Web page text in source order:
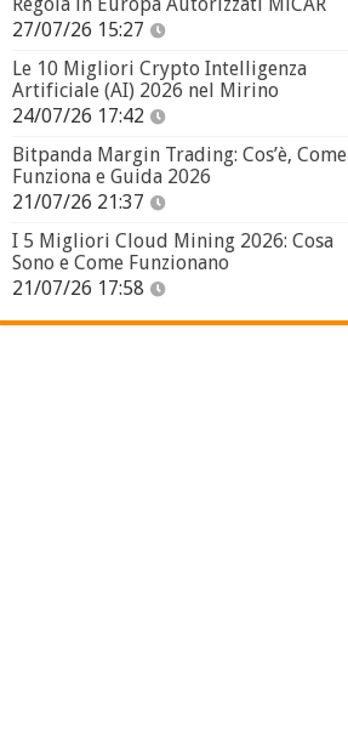
27/07/26 15:27
Le 10 Migliori Crypto Intelligenza
Artificiale (AI) 2026 nel Mirino
24/07/26 17:42
Bitpanda Margin Trading: Cos’è, Come
Funziona e Guida 2026
21/07/26 21:37
I 5 Migliori Cloud Mining 2026: Cosa
Sono e Come Funzionano
21/07/26 17:58